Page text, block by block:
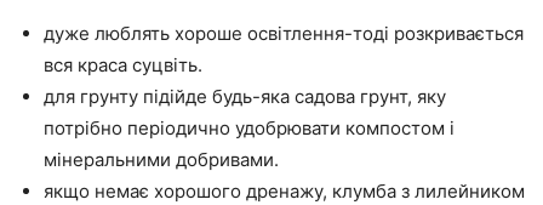
дуже люблять хороше освітлення-тоді розкривається
вся краса суцвіть.
для грунту підійде будь-яка садова грунт, яку
потрібно періодично удобрювати компостом і
мінеральними добривами.
якщо немає хорошого дренажу, клумба з лилейником